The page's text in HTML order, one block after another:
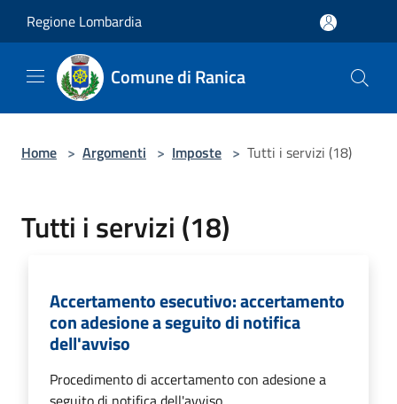
Regione Lombardia
Comune di Ranica
Home > Argomenti > Imposte > Tutti i servizi (18)
Tutti i servizi (18)
Accertamento esecutivo: accertamento
con adesione a seguito di notifica
dell'avviso
Procedimento di accertamento con adesione a